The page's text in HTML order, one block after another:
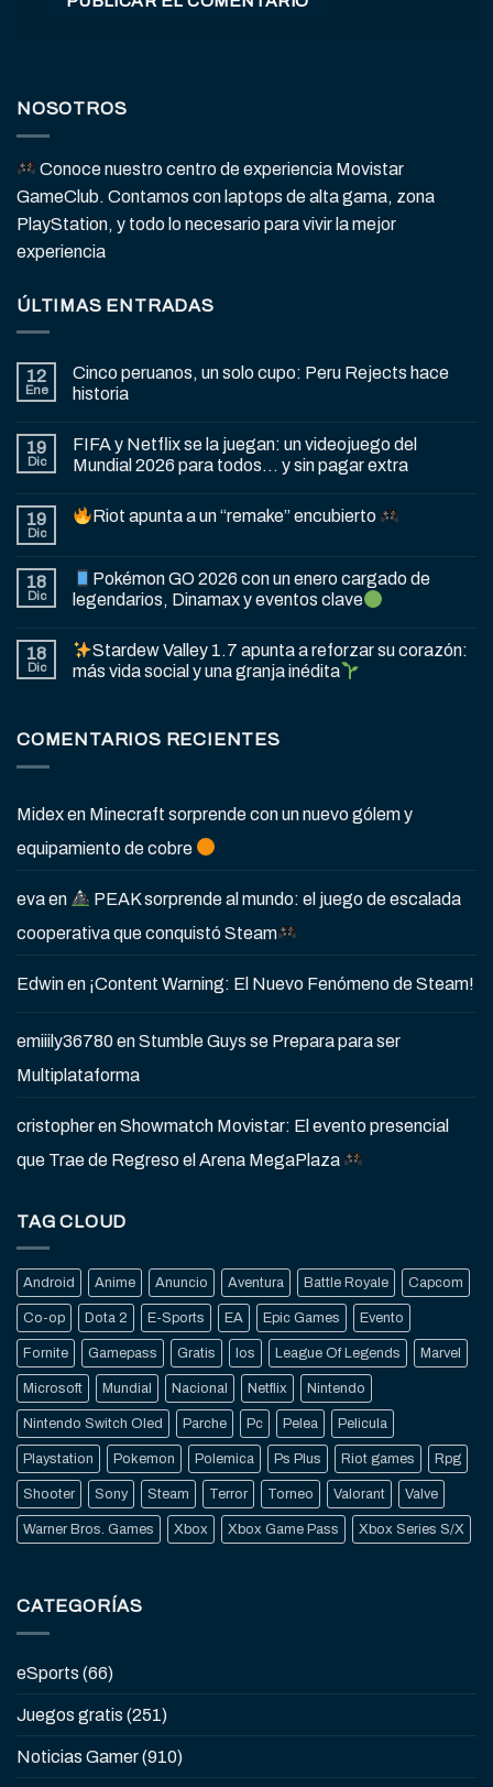
NOSOTROS
Conoce nuestro centro de experiencia Movistar
GameClub. Contamos con laptops de alta gama, zona
PlayStation, y todo lo necesario para vivir la mejor
experiencia
ÚLTIMAS ENTRADAS
12
Ene
Cinco peruanos, un solo cupo: Peru Rejects hace
historia
19
Dic
FIFA y Netflix se la juegan: un videojuego del
Mundial 2026 para todos… y sin pagar extra
19
Dic
Riot apunta a un “remake” encubierto
18
Dic
Pokémon GO 2026 con un enero cargado de
legendarios, Dinamax y eventos clave
18
Dic
Stardew Valley 1.7 apunta a reforzar su corazón:
más vida social y una granja inédita
COMENTARIOS RECIENTES
Midexen Minecraft sorprende con un nuevo gólem y
equipamiento de cobre
evaen
PEAK sorprende al mundo: el juego de escalada
cooperativa que conquistó Steam
Edwinen ¡Content Warning: El Nuevo Fenómeno de Steam!
emiiily36780enStumble Guys se Prepara para ser
Multiplataforma
cristopherenShowmatch Movistar: El evento presencial
que Trae de Regreso el Arena MegaPlaza
TAG CLOUD
Android Anime Anuncio Aventura Battle Royale Capcom
Co-op Dota 2 E-Sports EA Epic Games Evento
Fornite Gamepass Gratis Ios League Of Legends Marvel
Microsoft Mundial Nacional Netflix Nintendo
Nintendo Switch Oled Parche Pc Pelea Pelicula
Playstation Pokemon Polemica Ps Plus Riot games Rpg
Shooter Sony Steam Terror Torneo Valorant Valve
Warner Bros. Games Xbox Xbox Game Pass Xbox Series S/X
CATEGORÍAS
eSports (66)
Juegos gratis (251)
Noticias Gamer(910)